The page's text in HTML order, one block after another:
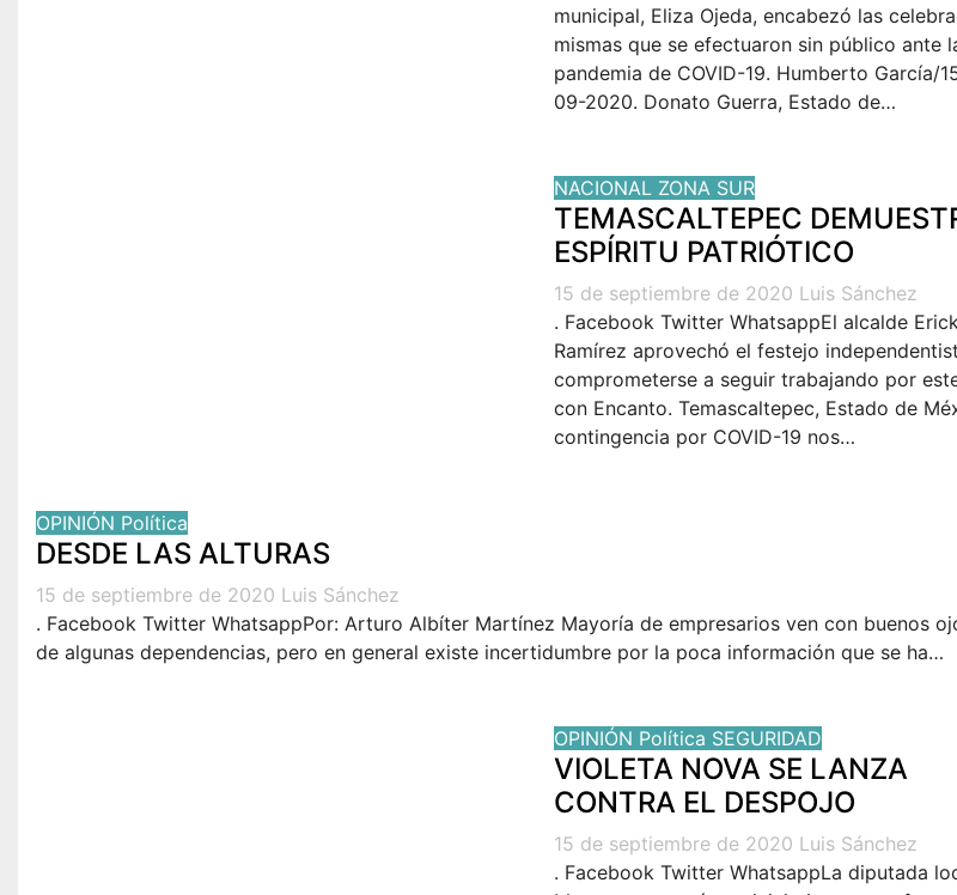
municipal, Eliza Ojeda, encabezó las
mismas que se efectuaron sin público ante
pandemia de COVID-19. Humberto García/
09-2020. Donato Guerra, Estado de…
NACIONAL ZONA SUR
TEMASCALTEPEC
ESPÍRITU PATRIÓTICO
15 de septiembre de 2020 Luis Sánchez
. Facebook Twitter WhatsappEl alcalde
Ramírez aprovechó el festejo
comprometerse a seguir trabajando por
con Encanto. Temascaltepec, Estado de
contingencia por COVID-19 nos…
OPINIÓN Política
DESDE LAS ALTURAS
15 de septiembre de 2020 Luis Sánchez
. Facebook Twitter WhatsappPor: Arturo Albíter Martínez Mayoría de empresarios ven con buenos
de algunas dependencias, pero en general existe incertidumbre por la poca información que se ha…
OPINIÓN Política SEGURIDAD
VIOLETA NOVA SE LANZA
CONTRA EL DESPOJO
15 de septiembre de 2020 Luis Sánchez
. Facebook Twitter WhatsappLa diputada